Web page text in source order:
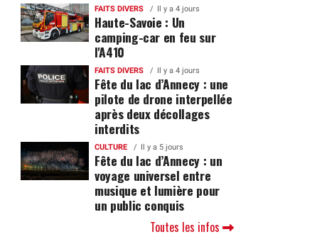
FAITS DIVERS Il y a 4 jours
Haute-Savoie : Un
camping-car en feu sur
l'A410
FAITS DIVERS Il y a 4 jours
Fête du lac d’Annecy : une
pilote de drone interpellée
après deux décollages
interdits
CULTURE Il y a 5 jours
Fête du lac d’Annecy : un
voyage universel entre
musique et lumière pour
un public conquis
Toutes les infos